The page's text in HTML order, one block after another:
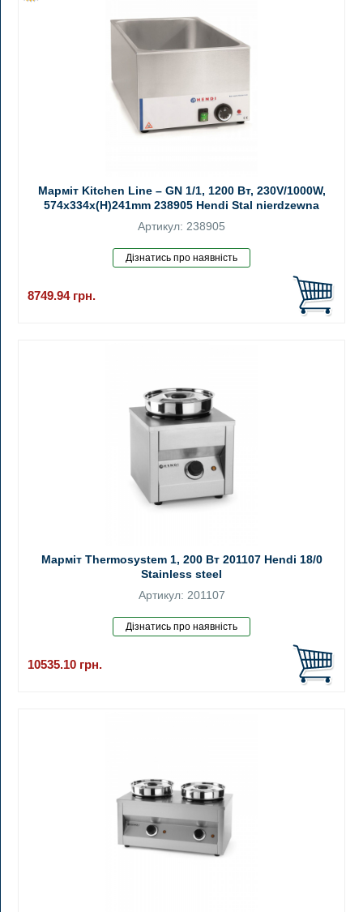
Марміт Kitchen Line – GN 1/1, 1200 Вт, 230V/1000W,
574x334x(H)241mm 238905 Hendi Stal nierdzewna
Артикул: 238905
8749.94 грн.
Марміт Thermosystem 1, 200 Вт 201107 Hendi 18/0
Stainless steel
Артикул: 201107
10535.10 грн.